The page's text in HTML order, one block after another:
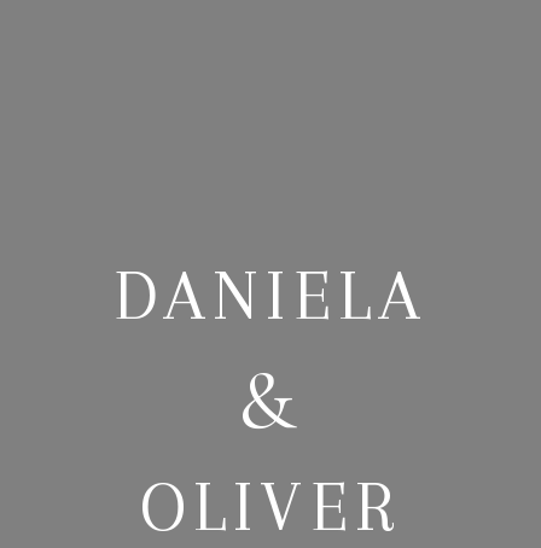
DANIELA
&
OLIVER